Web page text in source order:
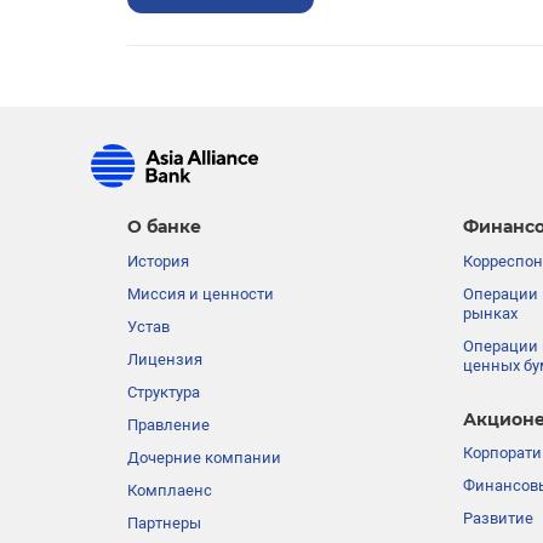
О банке
История
Миссия и ценности
Устав
Лицензия
Структура
Правление
Дочерние компании
Комплаенс
Партнеры
Операции
рынках
Операции
ценных
Развитие